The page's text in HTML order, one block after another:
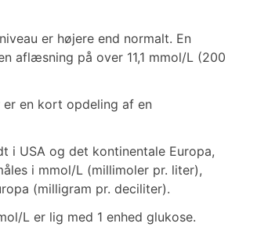
er højere end normalt. En
aflæsning på over 11,1 mmol/L (200
en kort opdeling af en
i USA og det kontinentale Europa,
i mmol/L (millimoler pr. liter),
(milligram pr. deciliter).
L er lig med 1 enhed glukose.